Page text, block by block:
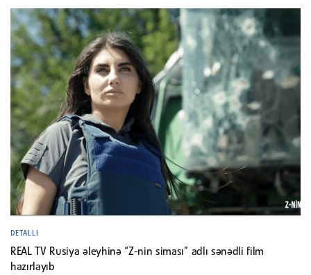
DETALLI
REAL TV Rusiya əleyhinə “Z-nin siması” adlı sənədli film
hazırlayıb